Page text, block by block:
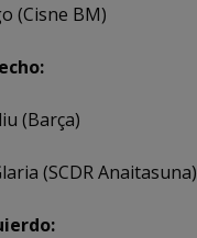
(Cisne BM)
(Barça)
(SCDR Anaitasuna)